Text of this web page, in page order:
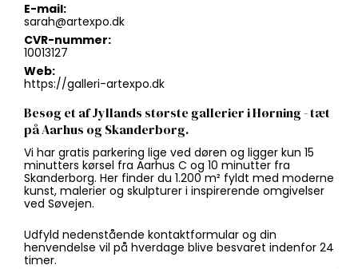
E-mail:
sarah@artexpo.dk
CVR-nummer:
10013127
Web:
https://galleri-artexpo.dk
Besøg et af Jyllands største gallerier i Hørning - tæt
på Aarhus og Skanderborg.
Vi har gratis parkering lige ved døren og ligger kun 15
minutters kørsel fra Aarhus C og 10 minutter fra
Skanderborg. Her finder du 1.200 m² fyldt med moderne
kunst, malerier og skulpturer i inspirerende omgivelser
ved Søvejen.
Udfyld nedenstående kontaktformular og din
henvendelse vil på hverdage blive besvaret indenfor 24
timer.